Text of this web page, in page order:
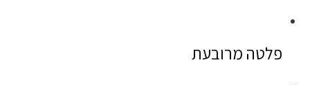
פלטה מרובעת